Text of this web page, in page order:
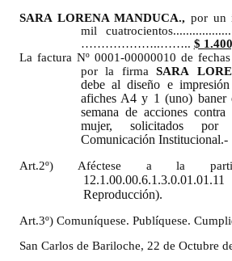
Comunicaciones
Declaraciones
Resoluciones
Resoluciones de Presidencia
Antiguos Pobladores
Noticias Destacadas
Registros y Distinciones
SARA LORENA MANDUCA., por un
mil
………………..…….. $
La factura Nº 0001-00000010 de
por la firmaSARA
debe al diseño e
afiches A4 y 1 (uno) baner
semana de acciones
mujer, solicitados
Comunicación Institucional.-
Art.2º) Aféctese a la partida
Reproducción).
Art.3º) Comuníquese. Publíquese.
San Carlos de Bariloche, 22 de Octubre